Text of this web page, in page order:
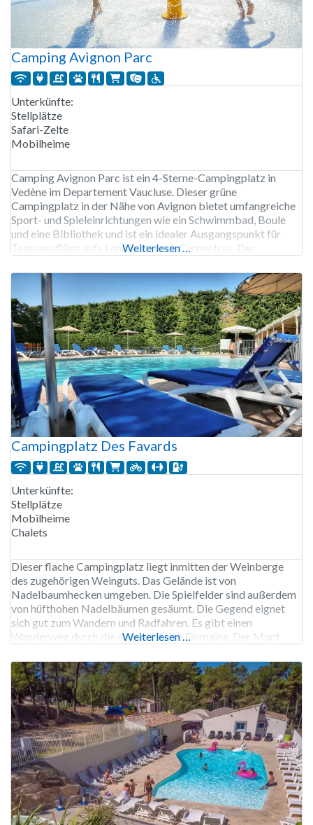
Camping Avignon Parc
Unterkünfte:
Stellplätze
Safari-Zelte
Mobilheime
Camping Avignon Parc ist ein 4-Sterne-Campingplatz in
Vedène im Departement Vaucluse. Dieser grüne
Campingplatz in der Nähe von Avignon bietet umfangreiche
Sport- und Spieleinrichtungen wie ein Schwimmbad, Boule
und eine Bibliothek und ist ein idealer Ausgangspunkt für
Tagesausflüge aufs Land oder nach Carpentras. Der
Poolkomplex mit drei Becken, einem Planschbecken mit
Rutsche und
Weiterlesen …
Campingplatz Des Favards
Unterkünfte:
Stellplätze
Mobilheime
Chalets
Dieser flache Campingplatz liegt inmitten der Weinberge
des zugehörigen Weinguts. Das Gelände ist von
Nadelbaumhecken umgeben. Die Spielfelder sind außerdem
von hüfthohen Nadelbäumen gesäumt. Die Gegend eignet
sich gut zum Wandern und Radfahren. Es gibt einen
Wanderweg durch die dazugehörige Domaine. Der Mont
separaten Bereich wurden zwei Grillplätze mit Tischen und
Weiterlesen …